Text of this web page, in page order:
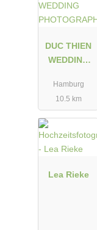
DUC THIEN
WEDDING
PHY
Hamburg
10.5 km
Lea Rieke